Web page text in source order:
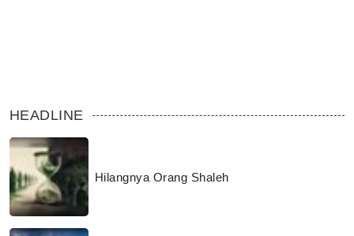
HEADLINE
Hilangnya Orang Shaleh